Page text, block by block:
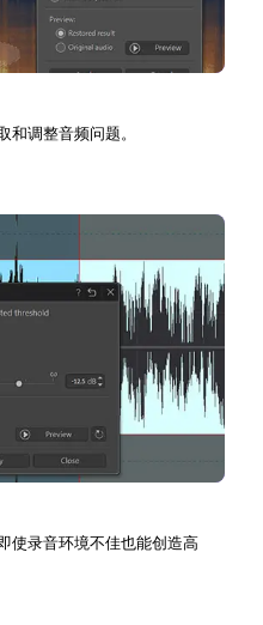
和调整音频问题。
使录音环境不佳也能创造高